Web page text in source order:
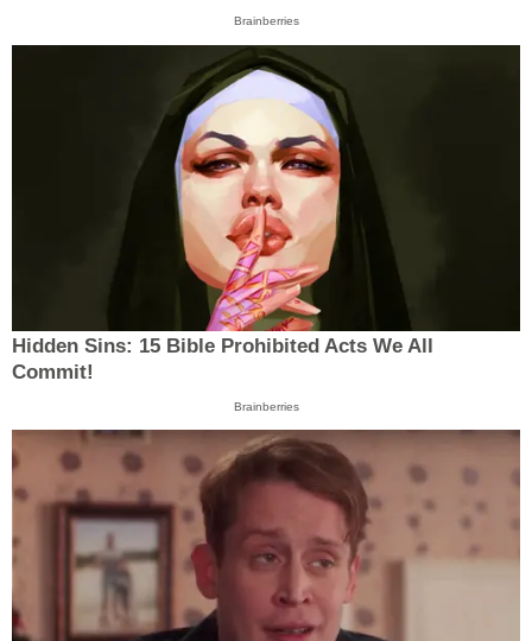
Brainberries
Hidden Sins: 15 Bible Prohibited Acts We All
Commit!
Brainberries